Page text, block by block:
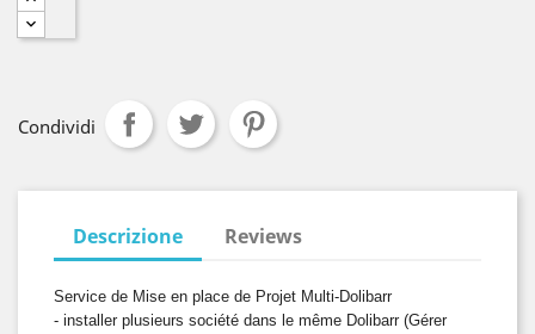
Condividi
Descrizione Reviews
Service de Mise en place de Projet Multi-Dolibarr
- installer plusieurs société dans le même Dolibarr (Gérer